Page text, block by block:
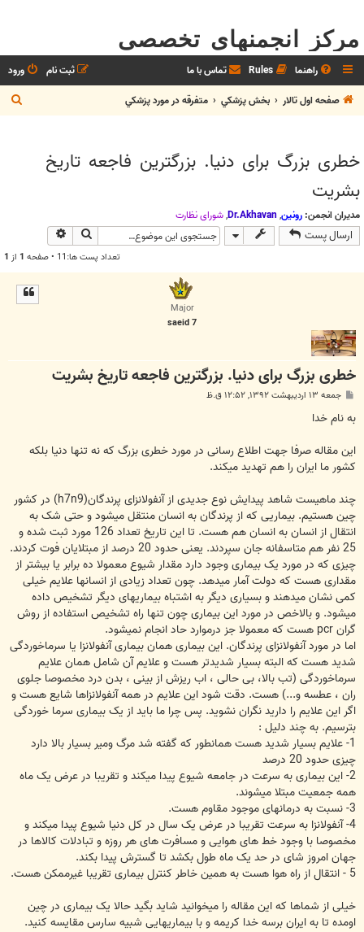
مرکز انجمنهای تخصصی
راهنما Rules تماس با ما ورود
ثبت نام
صفحه اول تالار
بخش پزشکي متفرقه در مورد پزشکي
س
خطری بزرگ برای دنیا. بزرگترین فاجعه تاریخ
بشریت
مدیران انجمن: رونین,
Dr.Akhavan
,شوراي نظارت
ارسال پست جستجو
تعداد پست ها:11 • صفحه 1 از 1
Major
saeid 7
خطری بزرگ برای دنیا. بزرگترین فاجعه تاریخ بشریت
ت
جمعه ۱۳ اردیبهشت ۱۳۹۲, ۱۲:۵۲ ق.ظ
به نام خدا
این مقاله صرفا جهت اطلاع رسانی در مورد خطری بزرگ که نه تنها دنیا بلکه
کشور ما ایران را هم تهدید میکند.
چند ماهیست شاهد پیدایش نوع جدیدی از آنفولانزای پرندگان(h7n9) در کشور
چین هستیم. بیماریی که از پرندگان به انسان منتقل میشود و حتی شک به
انتقال از انسان به انسان هم هست. تا این تاریخ تعداد 126 مورد ثبت شده و
25 نفر هم متاسفانه جان سپردند. یعنی حدود 20 درصد از مبتلایان فوت کردند.
چیزی که در مورد یک بیماری وجود دارد مقدار شیوع معمولا ده برابر یا بیشتر از
مقداری هست که دولت آمار میدهد. چون تعداد زیادی از انسانها علایم خیلی
کمی نشان میدهند و بسیاری دیگر به اشتباه بیماریهای دیگر تشخیص داده
میشود. و بالاخص در مورد این بیماری چون تنها راه تشخیص استفاده از روش
گران pcr هست که معمولا جز درموارد حاد انجام نمیشود.
اما در مورد آنفولانزای پرندگان. این بیماری همان بیماری آنفولانزا یا سرماخوردگی
شدید هست که البته بسیار شدیدتر هست و علایم آن شامل همان علایم
سرماخوردگی (تب بالا، بی حالی ، اب ریزش از بینی ، بدن درد مخصوصا جلوی
ران ، عطسه و...) هست. دقت شود این علایم در همه آنفولانزاها شایع هست و
اگر این علایم را دارید نگران نشوید. پس چرا ما باید از یک بیماری سرما خوردگی
بترسیم. به چند دلیل :
1- علایم بسیار شدید هست همانطور که گفته شد مرگ ومیر بسیار بالا دارد
چیزی حدود 20 درصد
2- این بیماری به سرعت در جامعه شیوع پیدا میکند و تقریبا در عرض یک ماه
همه جمعیت مبتلا میشوند.
3- نسبت به درمانهای موجود مقاوم هست.
4- آنفولانزا به سرعت تقریبا در عرض یک سال در کل دنیا شیوع پیدا میکند و
مخصوصا با وجود خط های هوایی و مسافرت های هر روزه و تبادلات کالاها در
جهان امروز شای در حد یک ماه طول بکشد تا گسترش پیدا بکند.
5 - انتقال از راه هوا هست به همین خاطر کنترل بیماری تقریبا غیرممکن هست.
خیلی از شماها که این مقاله را میخوانید شاید بگید حالا یک بیماری در چین
اومده تا به ایران برسه خدا کریمه و با بیماریهایی شبیه سارس مقایسه کنید.